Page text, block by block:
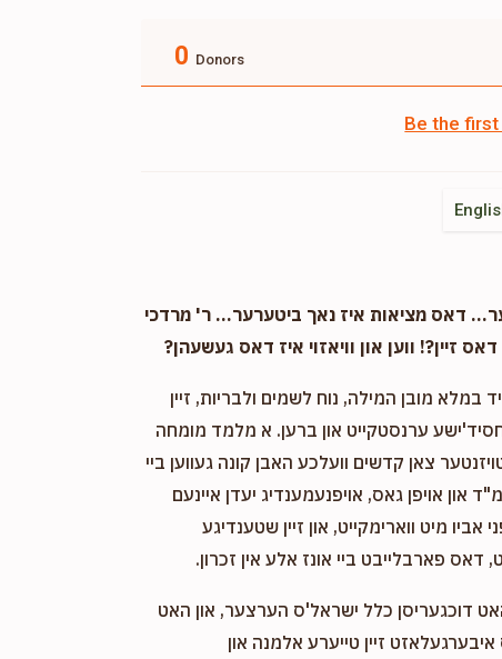
0 Donors
Be the
דאס מציאות איז נאך ביטערער... ר' מרדכי
זיין?! ווען און וויאזוי איז דאס געשעהן?
מובן המילה, נוח לשמים ולבריות, זיין
חסיד'ישע ערנסטקייט און ברען. א מלמד מומחה
צאן קדשים וועלכע האבן קונה געווען ביי
און אויפן גאס, אויפנעמענדיג יעדן איינעם
מיט ווארימקייט, און זיין שטענדיגע
דאס פארבלייבט ביי אונז אלע אין זכרון.
דוכגעריסן כלל ישראל'ס הערצער, און האט
זיין טייערע אלמנה און